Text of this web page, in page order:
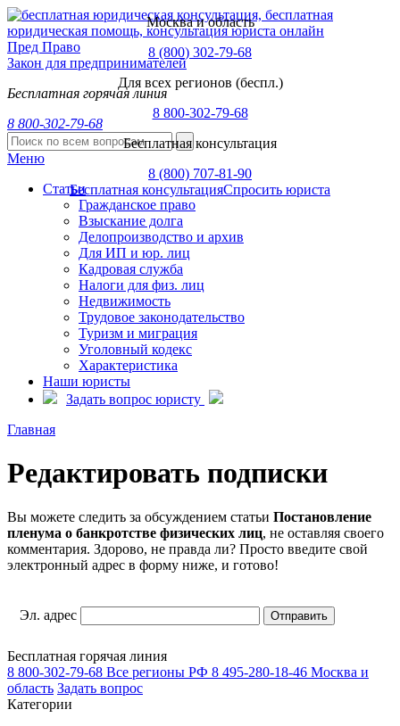
Пред Право
Закон для предпринимателей
Бесплатная горячая линия
8 800-302-79-68
Меню
Статьи
Гражданское право
Взыскание долга
Делопроизводство и архив
Для ИП и юр. лиц
Кадровая служба
Налоги для физ. лиц
Недвижимость
Трудовое законодательство
Туризм и миграция
Уголовный кодекс
Характеристика
Наши юристы
Задать вопрос юристу
Главная
Редактировать подписки
Вы можете следить за обсуждением статьи Постановление
пленума о банкротстве физических лиц, не оставляя своего
комментария. Здорово, не правда ли? Просто введите свой
электронный адрес в форму ниже, и готово!
Эл. адрес
Бесплатная горячая линия
8 800-302-79-68 Все регионы РФ 8 495-280-18-46 Москва и
область Задать вопрос
Категории
Москва и область
8 (800) 302-79-68
Для всех регионов (беспл.)
8 800-302-79-68
Бесплатная консультация
8 (800) 707-81-90
Бесплатная консультацияСпросить юриста